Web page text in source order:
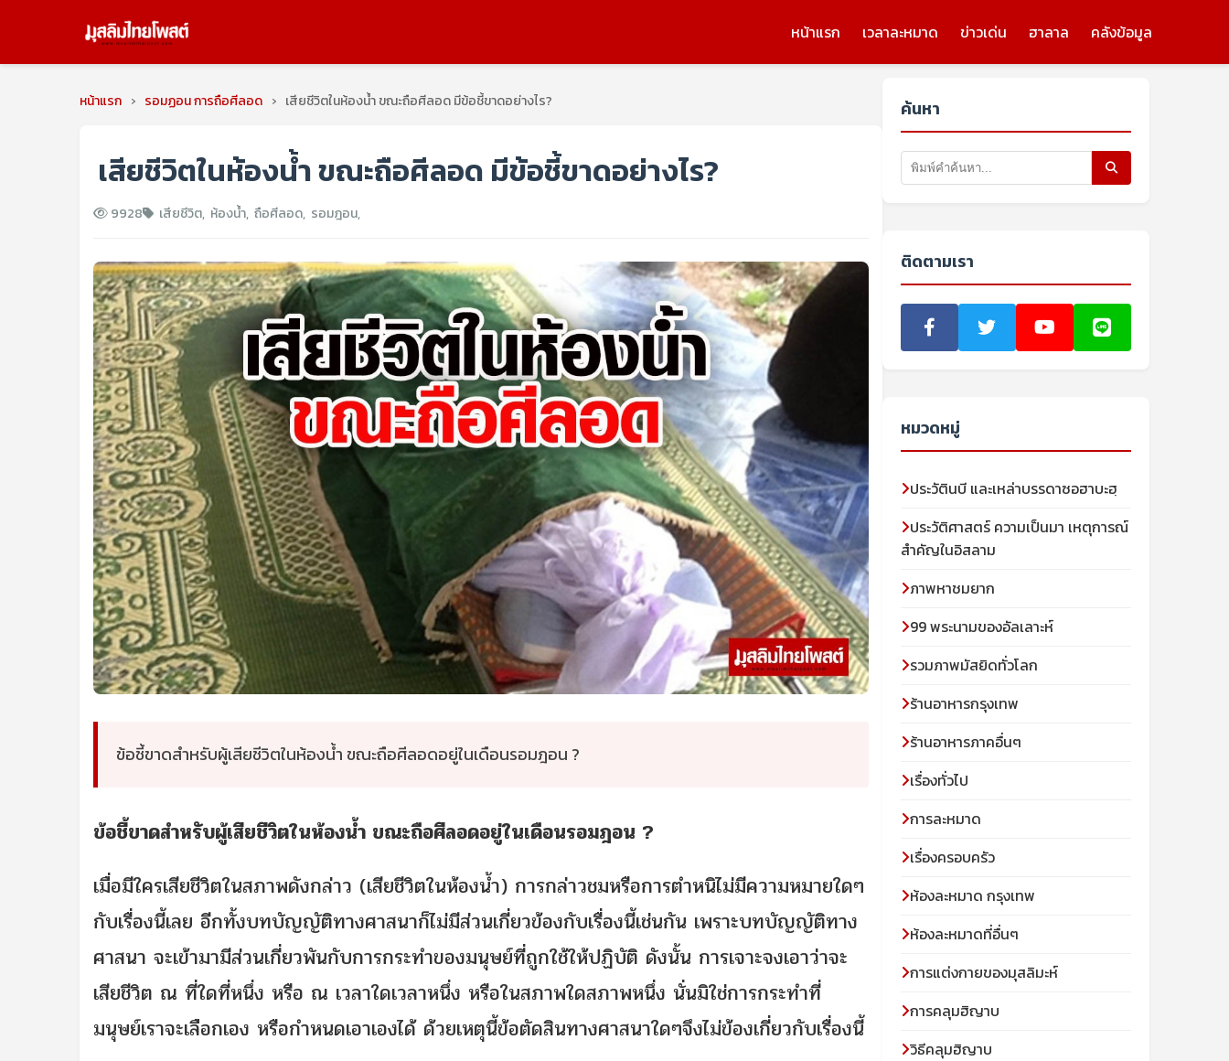
หน้าแรก เวลาละหมาด ข่าวเด่น ฮาลาล คลังข้อมูล
หน้าแรก › รอมฏอน การถือศีลอด › เสียชีวิตในห้องน้ำ ขณะถือศีลอด มีข้อชี้ขาดอย่างไร?
เสียชีวิตในห้องน้ำ ขณะถือศีลอด มีข้อชี้ขาดอย่างไร?
9928 เสียชีวิต, ห้องน้ำ, ถือศีลอด, รอมฎอน,
ข้อชี้ขาดสำหรับผู้เสียชีวิตในห้องน้ำ ขณะถือศีลอดอยู่ในเดือนรอมฎอน ?
ข้อชี้ขาดสำหรับผู้เสียชีวิตในห้องน้ำ ขณะถือศีลอดอยู่ในเดือนรอมฎอน ?
เมื่อมีใครเสียชีวิตในสภาพดังกล่าว (เสียชีวิตในห้องน้ำ) การกล่าวชมหรือการตำหนิไม่มีความหมายใดๆ
กับเรื่องนี้เลย อีกทั้งบทบัญญัติทางศาสนาก็ไม่มีส่วนเกี่ยวข้องกับเรื่องนี้เช่นกัน เพราะบทบัญญัติทาง
ศาสนา จะเข้ามามีส่วนเกี่ยวพันกับการกระทำของมนุษย์ที่ถูกใช้ให้ปฏิบัติ ดังนั้น การเจาะจงเอาว่าจะ
เสียชีวิต ณ ที่ใดที่หนึ่ง หรือ ณ เวลาใดเวลาหนึ่ง หรือในสภาพใดสภาพหนึ่ง นั่นมิใช่การกระทำที่
มนุษย์เราจะเลือกเอง หรือกำหนดเอาเองได้ ด้วยเหตุนี้ข้อตัดสินทางศาสนาใดๆจึงไม่ข้องเกี่ยวกับเรื่องนี้
ค้นหา
ติดตามเรา
หมวดหมู่
ประวัตินบี และเหล่าบรรดาซอฮาบะฮฺ
ประวัติศาสตร์ ความเป็นมา เหตุการณ์
สำคัญในอิสลาม
ภาพหาชมยาก
99 พระนามของอัลเลาะห์
รวมภาพมัสยิดทั่วโลก
ร้านอาหารกรุงเทพ
ร้านอาหารภาคอื่นๆ
เรื่องทั่วไป
การละหมาด
เรื่องครอบครัว
ห้องละหมาด กรุงเทพ
ห้องละหมาดที่อื่นๆ
การแต่งกายของมุสลิมะห์
การคลุมฮิญาบ
วิธีคลุมฮิญาบ